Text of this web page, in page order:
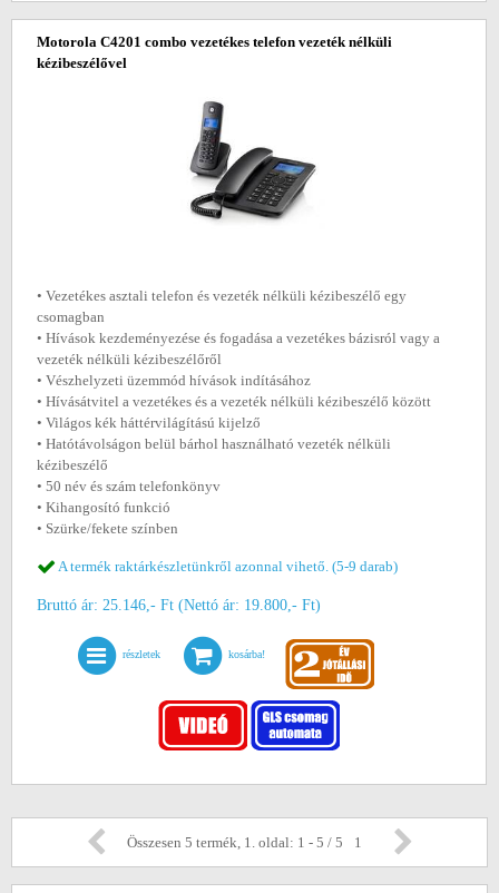
Motorola C4201 combo vezetékes telefon vezeték nélküli
kézibeszélővel
• Vezetékes asztali telefon és vezeték nélküli kézibeszélő egy
csomagban
• Hívások kezdeményezése és fogadása a vezetékes bázisról vagy a
vezeték nélküli kézibeszélőről
• Vészhelyzeti üzemmód hívások indításához
• Hívásátvitel a vezetékes és a vezeték nélküli kézibeszélő között
• Világos kék háttérvilágítású kijelző
• Hatótávolságon belül bárhol használható vezeték nélküli
kézibeszélő
• 50 név és szám telefonkönyv
• Kihangosító funkció
• Szürke/fekete színben
A termék raktárkészletünkről azonnal vihető. (5-9 darab)
Bruttó ár: 25.146,- Ft (Nettó ár: 19.800,- Ft)
részletek kosárba!
Összesen 5 termék, 1. oldal: 1 - 5 / 5 1